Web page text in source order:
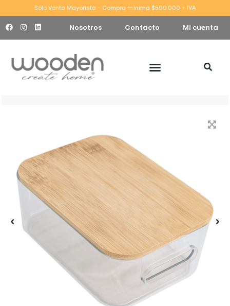
Sólo Venta Mayorista - Compra mínima $500.000 + IVA
Nosotros Contacto Mi cuenta